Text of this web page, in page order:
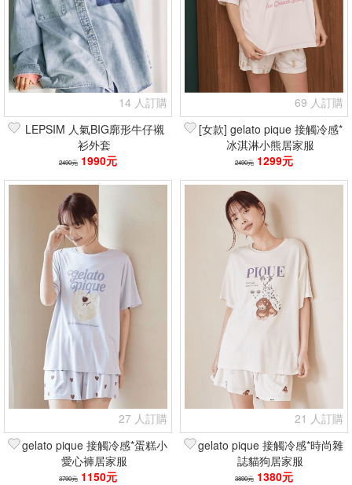
14 人訂購
LEPSIM 人氣BIG廓形牛仔襯
衫外套
2490元 1990元
69 人訂購
[女款] gelato pique 接觸冷感*
冰淇淋小熊居家服
2490元 1299元
27 人訂購
gelato pique 接觸冷感*蛋糕小
愛心褲居家服
3790元 1150元
21 人訂購
gelato pique 接觸冷感*時尚雜
誌貓狗居家服
3890元 1380元